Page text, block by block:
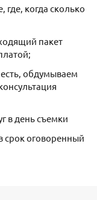
где, когда сколько
пакет
обдумываем
в день съемки
срок оговоренный